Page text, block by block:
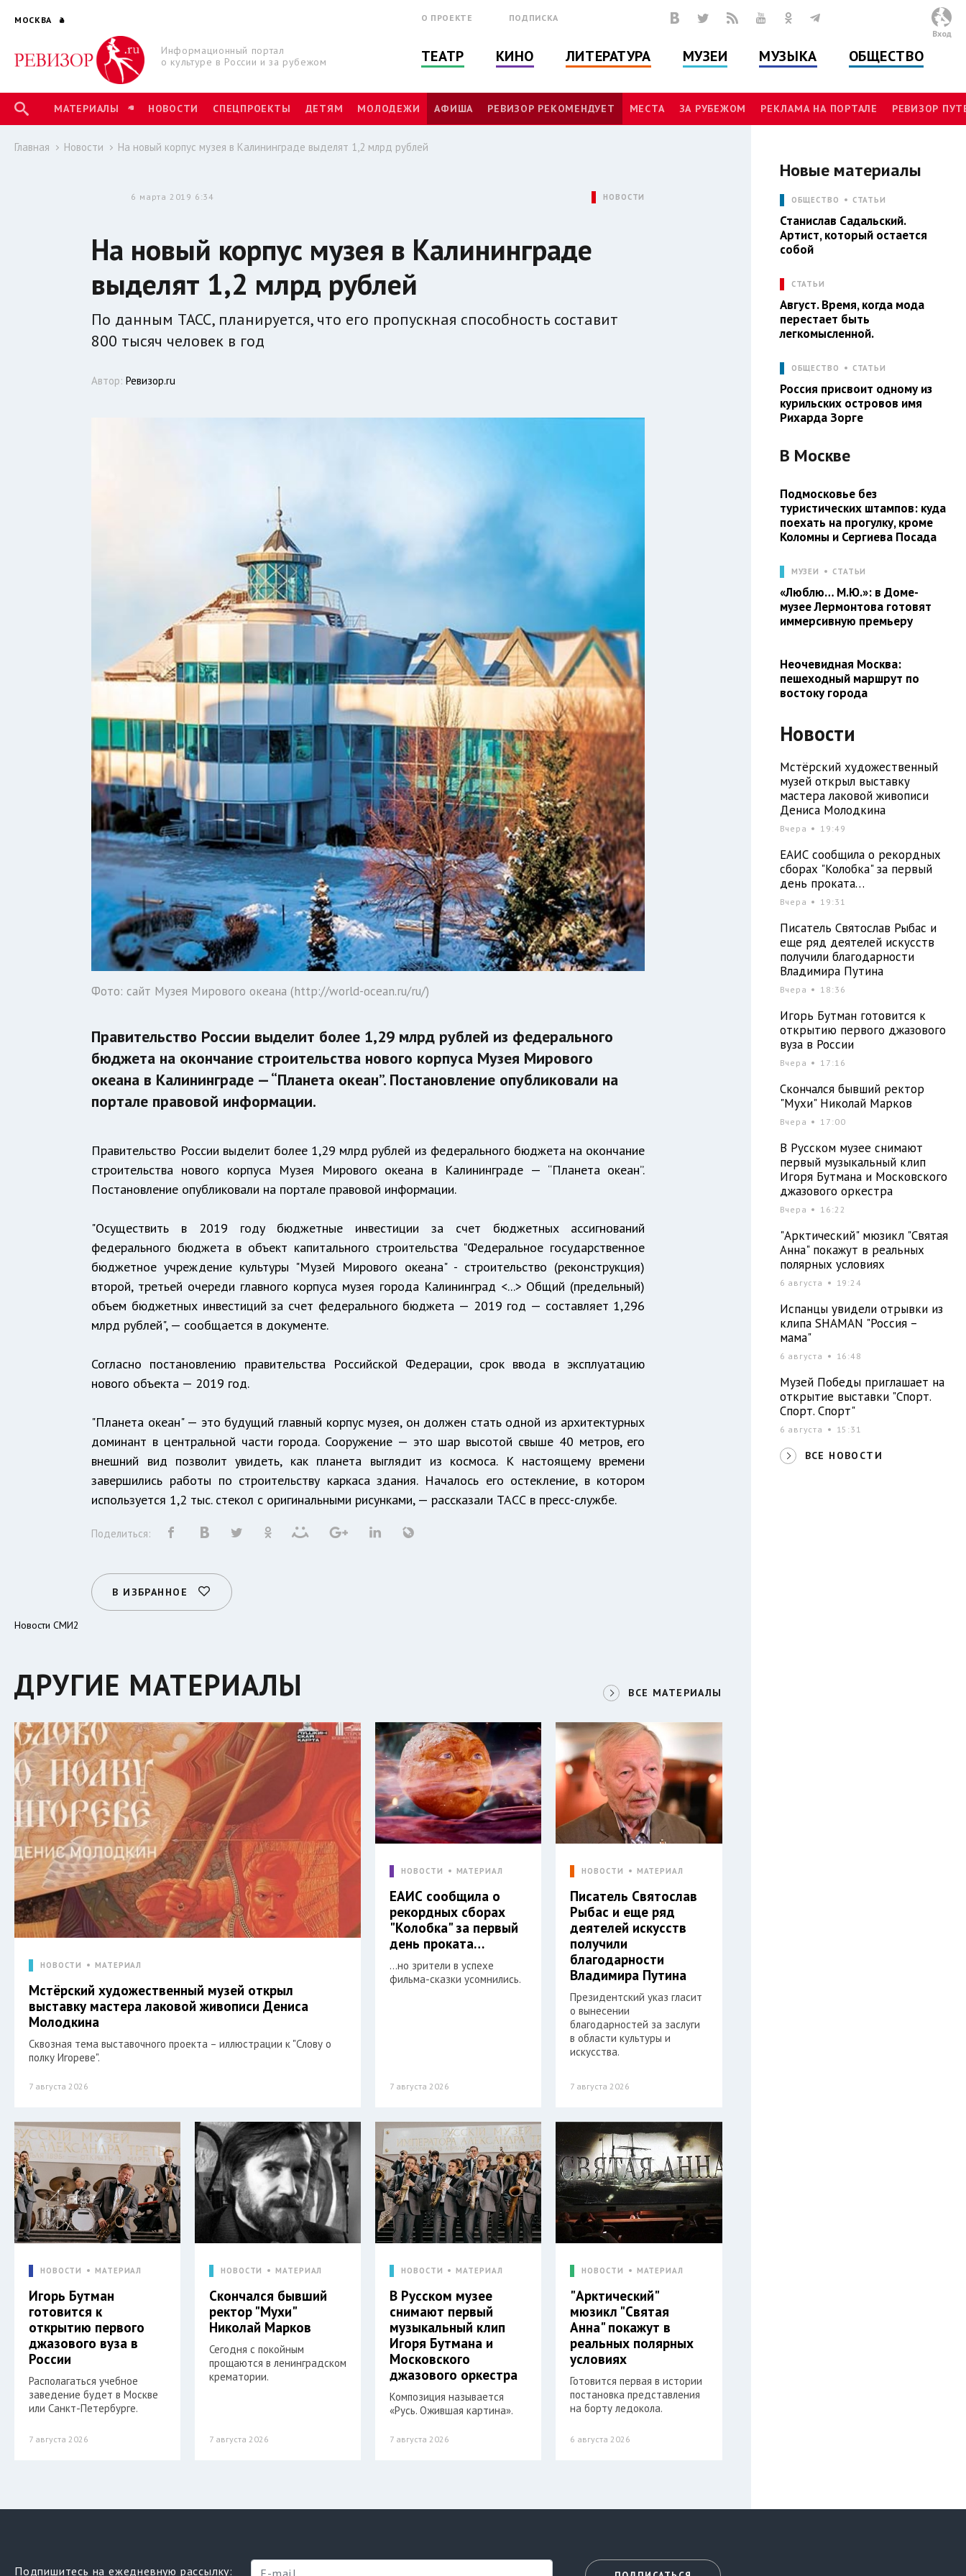
МОСКВА
Информационный портал
о культуре в России и за рубежом
О ПРОЕКТЕ ПОДПИСКА
ТЕАТР КИНО ЛИТЕРАТУРА МУЗЕИ МУЗЫКА ОБЩЕСТВО
Вход
МАТЕРИАЛЫ НОВОСТИ СПЕЦПРОЕКТЫ ДЕТЯМ МОЛОДЕЖИ АФИША РЕВИЗОР РЕКОМЕНДУЕТ МЕСТА ЗА РУБЕЖОМ РЕКЛАМА НА ПОРТАЛЕ РЕВИЗОР
Главная Новости На новый корпус музея в Калининграде выделят 1,2 млрд рублей
6 марта 2019 6:34 НОВОСТИ
На новый корпус музея в Калининграде
выделят 1,2 млрд рублей
По данным ТАСС, планируется, что его пропускная способность составит
800 тысяч человек в год
Автор:Ревизор.ru
Фото: сайт Музея Мирового океана (http://world-ocean.ru/ru/)
Правительство России выделит более 1,29 млрд рублей из федерального
бюджета на окончание строительства нового корпуса Музея Мирового
океана в Калининграде — “Планета океан”. Постановление опубликовали на
портале правовой информации.
Правительство России выделит более 1,29 млрд рублей из федерального бюджета на окончание
строительства нового корпуса Музея Мирового океана в Калининграде — “Планета океан”.
Постановление опубликовали на портале правовой информации.
"Осуществить в 2019 году бюджетные инвестиции за счет бюджетных ассигнований
федерального бюджета в объект капитального строительства "Федеральное государственное
бюджетное учреждение культуры "Музей Мирового океана" - строительство (реконструкция)
второй, третьей очереди главного корпуса музея города Калининград <...> Общий (предельный)
объем бюджетных инвестиций за счет федерального бюджета — 2019 год — составляет 1,296
млрд рублей", — сообщается в документе.
Согласно постановлению правительства Российской Федерации, срок ввода в эксплуатацию
нового объекта — 2019 год.
"Планета океан" — это будущий главный корпус музея, он должен стать одной из архитектурных
доминант в центральной части города. Сооружение — это шар высотой свыше 40 метров, его
внешний вид позволит увидеть, как планета выглядит из космоса. К настоящему времени
завершились работы по строительству каркаса здания. Началось его остекление, в котором
используется 1,2 тыс. стекол с оригинальными рисунками, — рассказали ТАСС в пресс-службе.
Поделиться:
В ИЗБРАННОЕ
Новости СМИ2
ДРУГИЕ МАТЕРИАЛЫ ВСЕ МАТЕРИАЛЫ
НОВОСТИ МАТЕРИАЛ
Мстёрский художественный музей открыл
выставку мастера лаковой живописи Дениса
Молодкина
Сквозная тема выставочного проекта – иллюстрации к "Слову о
полку Игореве".
7 августа 2026
НОВОСТИ МАТЕРИАЛ
ЕАИС сообщила о
рекордных сборах
"Колобка" за первый
день проката…
…но зрители в успехе
фильма-сказки усомнились.
7 августа 2026
НОВОСТИ МАТЕРИАЛ
Писатель Святослав
Рыбас и еще ряд
деятелей искусств
получили
благодарности
Владимира Путина
Президентский указ гласит
о вынесении
благодарностей за заслуги
в области культуры и
искусства.
7 августа 2026
НОВОСТИ МАТЕРИАЛ
Игорь Бутман
готовится к
открытию первого
джазового вуза в
России
Располагаться учебное
заведение будет в Москве
или Санкт-Петербурге.
7 августа 2026
НОВОСТИ МАТЕРИАЛ
Скончался бывший
ректор "Мухи"
Николай Марков
Сегодня с покойным
прощаются в ленинградском
крематории.
7 августа 2026
НОВОСТИ МАТЕРИАЛ
В Русском музее
снимают первый
музыкальный клип
Игоря Бутмана и
Московского
джазового оркестра
Композиция называется
«Русь. Ожившая картина».
7 августа 2026
НОВОСТИ МАТЕРИАЛ
"Арктический"
мюзикл "Святая
Анна" покажут в
реальных полярных
условиях
Готовится первая в истории
постановка представления
на борту ледокола.
6 августа 2026
Новые материалы
ОБЩЕСТВО СТАТЬИ
Станислав Садальский.
Артист, который остается
собой
СТАТЬИ
Август. Время, когда мода
перестает быть
легкомысленной.
ОБЩЕСТВО СТАТЬИ
Россия присвоит одному из
курильских островов имя
Рихарда Зорге
В Москве
Подмосковье без
туристических штампов: куда
поехать на прогулку, кроме
Коломны и Сергиева Посада
МУЗЕИ СТАТЬИ
«Люблю… М.Ю.»: в Доме-
музее Лермонтова готовят
иммерсивную премьеру
Неочевидная Москва:
пешеходный маршрут по
востоку города
Новости
Мстёрский художественный
музей открыл выставку
мастера лаковой живописи
Дениса Молодкина
Вчера 19:49
ЕАИС сообщила о рекордных
сборах "Колобка" за первый
день проката…
Вчера 19:31
Писатель Святослав Рыбас и
еще ряд деятелей искусств
получили благодарности
Владимира Путина
Вчера 18:36
Игорь Бутман готовится к
открытию первого джазового
вуза в России
Вчера 17:16
Скончался бывший ректор
"Мухи" Николай Марков
Вчера 17:00
В Русском музее снимают
первый музыкальный клип
Игоря Бутмана и Московского
джазового оркестра
Вчера 16:22
"Арктический" мюзикл "Святая
Анна" покажут в реальных
полярных условиях
6 августа 19:24
Испанцы увидели отрывки из
клипа SHAMAN "Россия –
мама"
6 августа 16:48
Музей Победы приглашает на
открытие выставки "Спорт.
Спорт. Спорт"
6 августа 15:31
ВСЕ НОВОСТИ
Подпишитесь на ежедневную рассылку: